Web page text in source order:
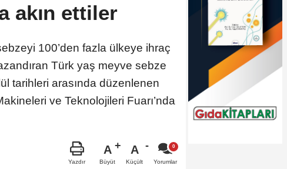
akın ettiler
100’den fazla ülkeye ihraç
Türk yaş meyve sebze
tarihleri arasında düzenlenen
ve Teknolojileri Fuarı’nda
Yazdır
A
Büyüt
A
Küçült Yorumlar